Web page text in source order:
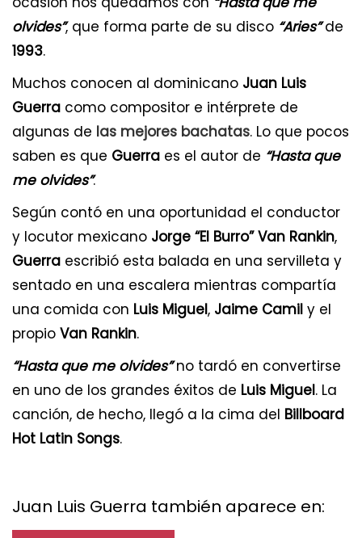
olvides”, que forma parte de su disco “Aries”de
1993.
Muchos conocen al dominicano Juan Luis
Guerra como compositor e intérprete de
algunas de las mejores bachatas. Lo que pocos
saben es que Guerra es el autor de “Hasta que
me olvides”.
Según contó en una oportunidad el conductor
y locutor mexicano Jorge “El Burro” Van Rankin,
Guerra escribió esta balada en una servilleta y
sentado en una escalera mientras compartía
una comida con Luis Miguel, Jaime Camil y el
propio Van Rankin.
“Hasta que me olvides”no tardó en convertirse
en uno de los grandes éxitos de Luis Miguel. La
canción, de hecho, llegó a la cima del Billboard
Hot Latin Songs.
Juan Luis Guerra también aparece en: